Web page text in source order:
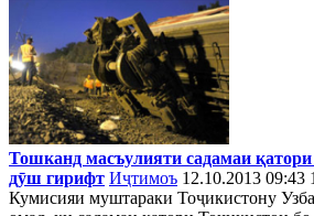
Тошканд масъулияти садамаи
дӯш гирифт Иҷтимоъ 12.10.2013 09:43
Кумисияи муштараки Тоҷикистону